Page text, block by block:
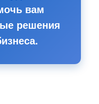
вам
решения